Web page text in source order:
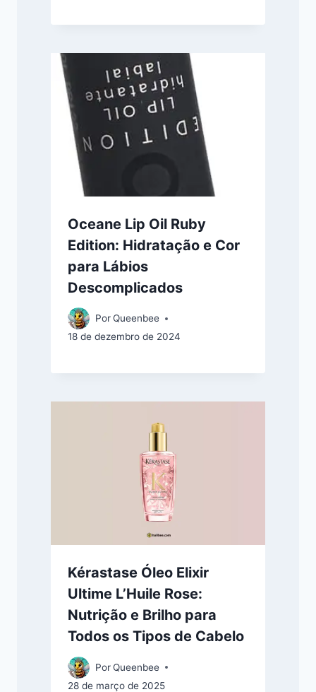
Oceane Lip Oil Ruby
Edition: Hidratação e Cor
para Lábios
Descomplicados
PorQueenbee
18 de dezembro de 2024
Kérastase Óleo Elixir
Ultime L’Huile Rose:
Nutrição e Brilho para
Todos os Tipos de Cabelo
PorQueenbee
28 de março de 2025